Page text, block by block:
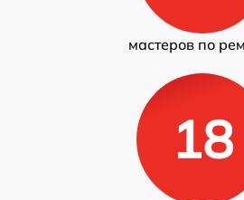
мастеров по
18